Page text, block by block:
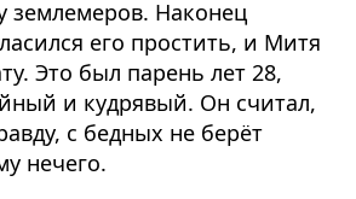
землемеров. Наконец
его простить, и Митя
Это был парень лет 28,
и кудрявый. Он считал,
с бедных не берёт
нечего.